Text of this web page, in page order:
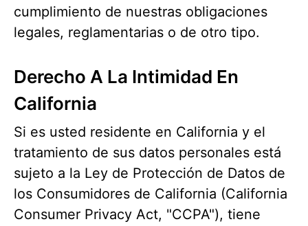
cumplimiento de nuestras obligaciones
legales, reglamentarias o de otro tipo.
Derecho A La Intimidad En
California
Si es usted residente en California y el
tratamiento de sus datos personales está
sujeto a la Ley de Protección de Datos de
los Consumidores de California (California
Consumer Privacy Act, "CCPA"), tiene